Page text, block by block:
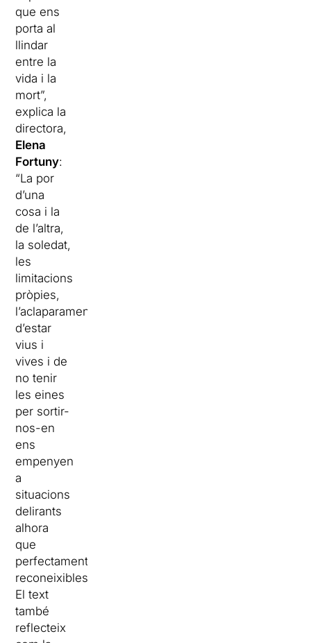
que ens
porta al
llindar
entre la
vida i la
mort”,
explica la
directora,
Elena
Fortuny:
“La por
d’una
cosa i la
de l’altra,
la soledat,
les
limitacions
pròpies,
l’aclaparament
d’estar
vius i
vives i de
no tenir
les eines
per sortir-
nos-en
ens
empenyen
a
situacions
delirants
alhora
que
perfectament
reconeixibles”.
El text
també
reflecteix